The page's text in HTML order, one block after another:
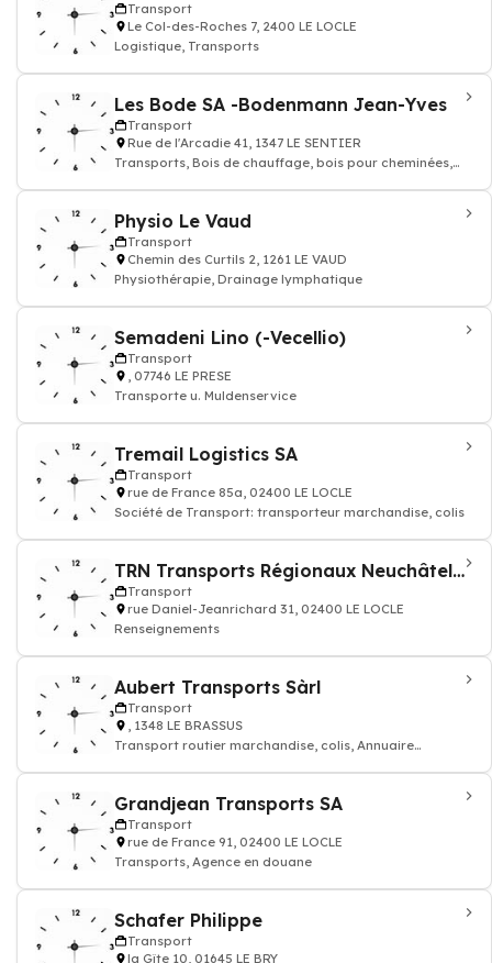
Transport
Le Col-des-Roches 7, 2400 LE LOCLE
Logistique, Transports
Les Bode SA -Bodenmann Jean-Yves
Transport
Rue de l'Arcadie 41, 1347 LE SENTIER
Transports, Bois de chauffage, bois pour cheminées,
Physio Le Vaud
Transport
Chemin des Curtils 2, 1261 LE VAUD
Physiothérapie, Drainage lymphatique
Semadeni Lino (-Vecellio)
Transport
, 07746 LE PRESE
Transporte u. Muldenservice
Tremail Logistics SA
Transport
rue de France 85a, 02400 LE LOCLE
Société de Transport: transporteur marchandise, colis
TRN Transports Régionaux Neuchâtelois
Transport
rue Daniel-Jeanrichard 31, 02400 LE LOCLE
Renseignements
Aubert Transports Sàrl
Transport
, 1348 LE BRASSUS
Transport routier marchandise, colis, Annuaire
Grandjean Transports SA
Transport
rue de France 91, 02400 LE LOCLE
Transports, Agence en douane
Schafer Philippe
Transport
la Gîte 10, 01645 LE BRY